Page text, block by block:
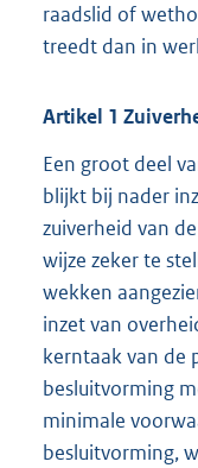
raadslid of
treedt dan in
Artikel 1
Een groot deel
blijkt bij nader
zuiverheid van
wijze zeker te
wekken
inzet van
kerntaak van de
besluitvorming
minimale
besluitvorming,